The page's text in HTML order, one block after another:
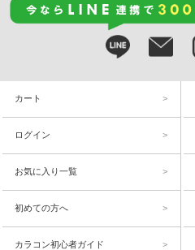
カート
ログイン
お気に入り一覧
初めての方へ
カラコン初心者ガイド